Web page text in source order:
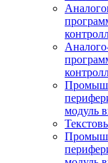
модуль